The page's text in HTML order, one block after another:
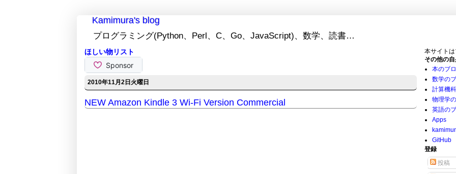
Kamimura's blog
プログラミング(Python、Perl、C、Go、JavaScript)、数学、読書…
ほしい物リスト
2010年11月2日火曜日
NEW Amazon Kindle 3 Wi-Fi Version Commercial
本サイトは
その他の
本のブ
数学の
計算機
物理学
英語の
Apps
GitHub
登録
投稿